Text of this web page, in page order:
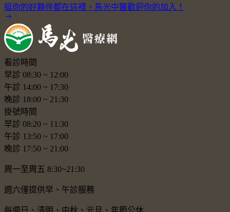
挺你的好夥伴都在這裡，馬光中醫歡迎你的加入！
看診時間
早診 08:30 ~ 12:00
午診 14:00 ~ 17:30
晚診 18:00 ~ 21:30
掛號時間
早診 08:20 ~ 11:30
午診 13:50 ~ 17:00
晚診 17:50 ~ 21:00
周一至周五 8:30~21:30
週六僅提供早、午診服務
每週日、清明、中秋、元旦、年節公休